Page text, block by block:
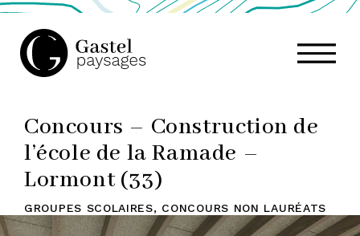
GASTEL
PAYSAGES,
ATELIER
Concours – Construction de
l’école de la Ramade –
Lormont (33)
GROUPES SCOLAIRES, CONCOURS NON LAURÉATS